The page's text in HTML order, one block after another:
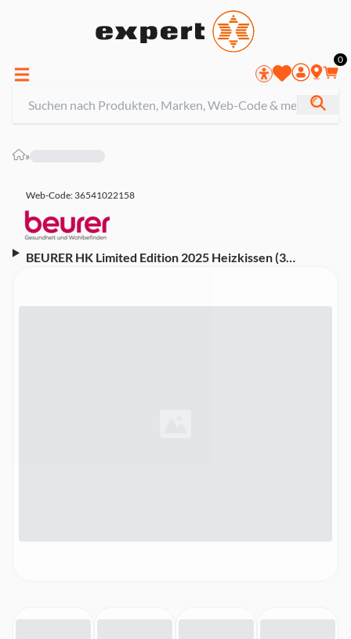
0
»
Web-Code: 36541022158
BEURER HK Limited Edition 2025 Heizkissen (3
Temperaturüberwachung, Sicherheitsabschaltung nach